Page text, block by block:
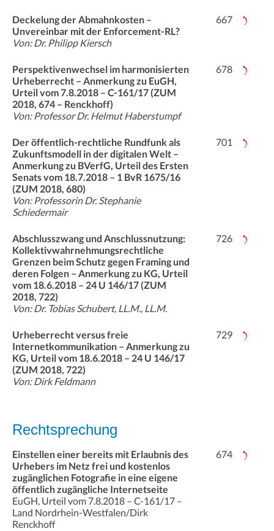
Deckelung der Abmahnkosten –
Unvereinbar mit der Enforcement-RL?
Von: Dr. Philipp Kiersch
667
Perspektivenwechsel im harmonisierten
Urheberrecht – Anmerkung zu EuGH,
Urteil vom 7.8.2018 – C-161/17 (ZUM
2018, 674 – Renckhoff)
Von: Professor Dr. Helmut Haberstumpf
678
Der öffentlich-rechtliche Rundfunk als
Zukunftsmodell in der digitalen Welt –
Anmerkung zu BVerfG, Urteil des Ersten
Senats vom 18.7.2018 – 1 BvR 1675/16
(ZUM 2018, 680)
Von: Professorin Dr. Stephanie
Schiedermair
701
Abschlusszwang und Anschlussnutzung:
Kollektivwahrnehmungsrechtliche
Grenzen beim Schutz gegen Framing und
deren Folgen – Anmerkung zu KG, Urteil
vom 18.6.2018 – 24 U 146/17 (ZUM
2018, 722)
Von: Dr. Tobias Schubert, LL.M., LL.M.
726
Urheberrecht versus freie
Internetkommunikation – Anmerkung zu
KG, Urteil vom 18.6.2018 – 24 U 146/17
(ZUM 2018, 722)
Von: Dirk Feldmann
729
Rechtsprechung
Einstellen einer bereits mit Erlaubnis des
Urhebers im Netz frei und kostenlos
zugänglichen Fotografie in eine eigene
öffentlich zugängliche Internetseite
EuGH, Urteil vom 7.8.2018 – C-161/17 –
Land Nordrhein-Westfalen/Dirk
Renckhoff
674